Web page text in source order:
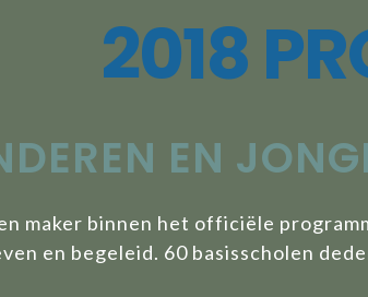
2018
EN
maker binnen het officiële
en begeleid. 60 basisscholen